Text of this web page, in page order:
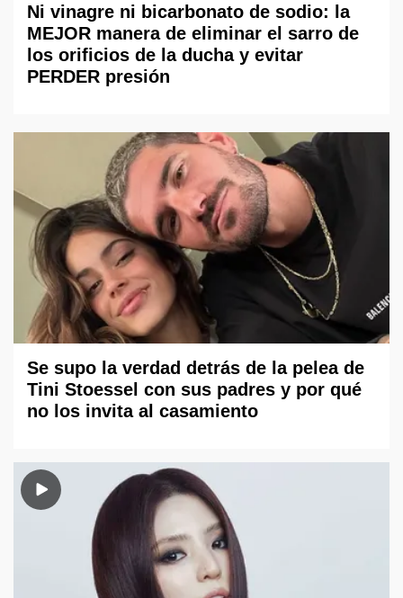
Ni vinagre ni bicarbonato de sodio: la
MEJOR manera de eliminar el sarro de
los orificios de la ducha y evitar
PERDER presión
Se supo la verdad detrás de la pelea de
Tini Stoessel con sus padres y por qué
no los invita al casamiento